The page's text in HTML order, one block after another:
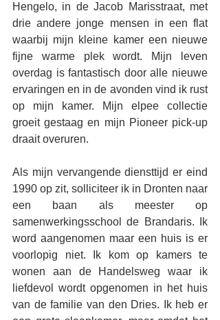
Hengelo, in de Jacob Marisstraat, met
drie andere jonge mensen in een flat
waarbij mijn kleine kamer een nieuwe
fijne warme plek wordt. Mijn leven
overdag is fantastisch door alle nieuwe
ervaringen en in de avonden vind ik rust
op mijn kamer. Mijn elpee collectie
groeit gestaag en mijn Pioneer pick-up
draait overuren.
Als mijn vervangende diensttijd er eind
1990 op zit, solliciteer ik in Dronten naar
een baan als meester op
samenwerkingsschool de Brandaris. Ik
word aangenomen maar een huis is er
voorlopig niet. Ik kom op kamers te
wonen aan de Handelsweg waar ik
liefdevol wordt opgenomen in het huis
van de familie van den Dries. Ik heb er